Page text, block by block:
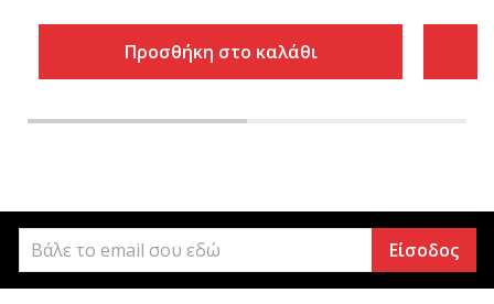
Προσθήκη στο καλάθι
Είσοδος